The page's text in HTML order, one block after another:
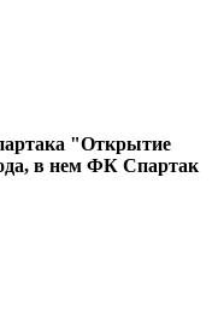
"Открытие
в нем ФК Спартак